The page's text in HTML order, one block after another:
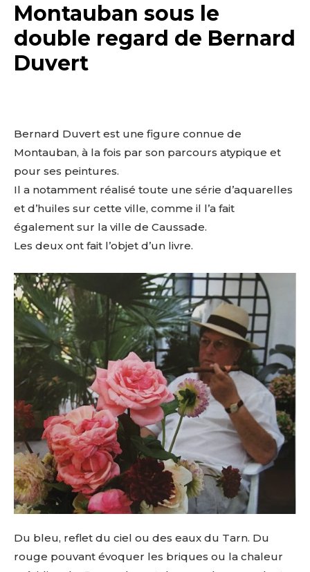
Montauban sous le
double regard de Bernard
Duvert
Bernard Duvert est une figure connue de
Montauban, à la fois par son parcours atypique et
pour ses peintures.
Il a notamment réalisé toute une série d’aquarelles
et d’huiles sur cette ville, comme il l’a fait
également sur la ville de Caussade.
Les deux ont fait l’objet d’un livre.
Du bleu, reflet du ciel ou des eaux du Tarn. Du
rouge pouvant évoquer les briques ou la chaleur